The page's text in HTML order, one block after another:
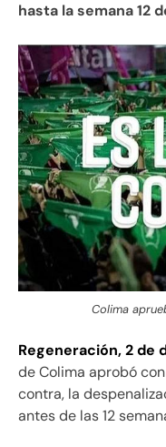
hasta la semana 12
Colima
Regeneración, 2 de
de Colima aprobó
contra, la
antes de las 12